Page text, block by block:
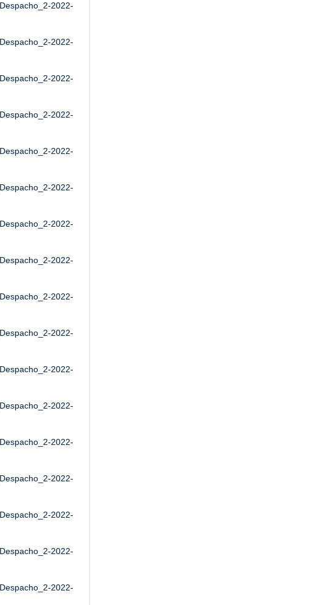
2022-
2022-
2022-
2022-
2022-
2022-
2022-
2022-
2022-
2022-
2022-
2022-
2022-
2022-
2022-
2022-
2022-